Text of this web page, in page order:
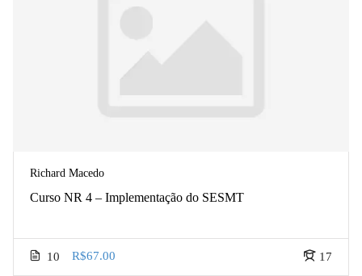
Richard Macedo
Curso NR 4 – Implementação do SESMT
10 17
R$67.00